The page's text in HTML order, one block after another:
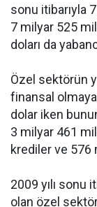
sonu itibarıyla
7 milyar 525
doları da
Özel sektörün
finansal
dolar iken
3 milyar 461
krediler ve 576
2009 yılı sonu
olan özel